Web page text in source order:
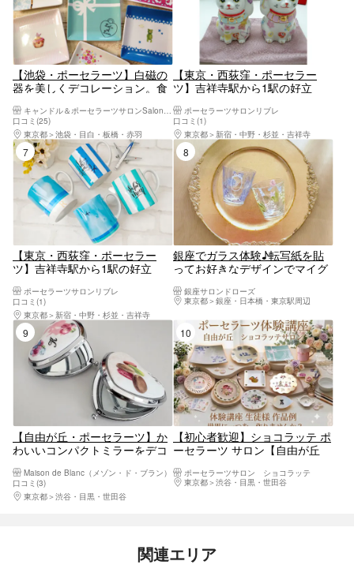
【池袋・ポーセラーツ】白磁の
器を美しくデコレーション。食
キャンドル＆ポーセラーツサロンSalon de Felice（サロン ド フェリーチェ）
口コミ(25)
東京都
池袋・目白・板橋・赤羽
【東京・西荻窪・ポーセラー
ツ】吉祥寺駅から1駅の好立
ポーセラーツサロンリブレ
口コミ(1)
東京都
新宿・中野・杉並・吉祥寺
7位
【東京・西荻窪・ポーセラー
ツ】吉祥寺駅から1駅の好立
ル飛行機マグカップ（1個）
ポーセラーツサロンリブレ
口コミ(1)
東京都
新宿・中野・杉並・吉祥寺
8位
銀座でガラス体験♪転写紙を貼
ってお好きなデザインでマイグ
クセス◎ご家族、カップル、女
性同士で◎
銀座サロンドローズ
東京都
銀座・日本橋・東京駅周辺
9位
【自由が丘・ポーセラーツ】か
わいいコンパクトミラーをデコ
Maison de Blanc（メゾン・ド・ブラン）
口コミ(3)
東京都
渋谷・目黒・世田谷
10位
【初心者歓迎】ショコラッテ ポ
ーセラーツ サロン【自由が丘
「プレート」や「マグカップ」
を作りませんか のプラン詳細
ポーセラーツサロン ショコラッテ
東京都
渋谷・目黒・世田谷
関連エリア